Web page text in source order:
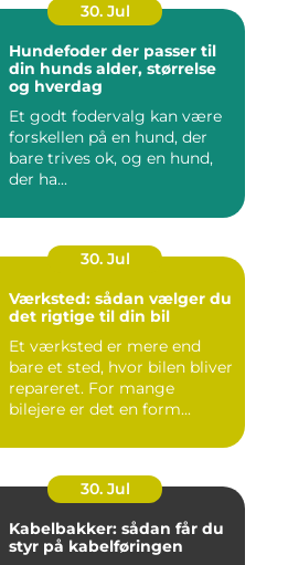
30. Jul
Hundefoder der passer til
din hunds alder, størrelse
og hverdag
Et godt fodervalg kan være
forskellen på en hund, der
bare trives ok, og en hund,
der ha...
30. Jul
Værksted: sådan vælger du
det rigtige til din bil
Et værksted er mere end
bare et sted, hvor bilen bliver
repareret. For mange
bilejere er det en form...
30. Jul
Kabelbakker: sådan får du
styr på kabelføringen